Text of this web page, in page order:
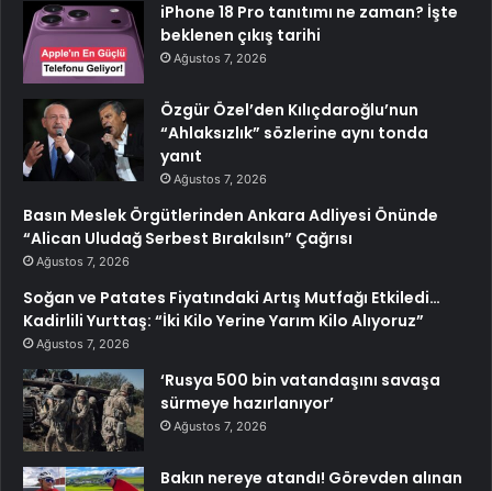
iPhone 18 Pro tanıtımı ne zaman? İşte
beklenen çıkış tarihi
Ağustos 7, 2026
Özgür Özel’den Kılıçdaroğlu’nun
“Ahlaksızlık” sözlerine aynı tonda
yanıt
Ağustos 7, 2026
Basın Meslek Örgütlerinden Ankara Adliyesi Önünde
“Alican Uludağ Serbest Bırakılsın” Çağrısı
Ağustos 7, 2026
Soğan ve Patates Fiyatındaki Artış Mutfağı Etkiledi…
Kadirlili Yurttaş: “İki Kilo Yerine Yarım Kilo Alıyoruz”
Ağustos 7, 2026
‘Rusya 500 bin vatandaşını savaşa
sürmeye hazırlanıyor’
Ağustos 7, 2026
Bakın nereye atandı! Görevden alınan